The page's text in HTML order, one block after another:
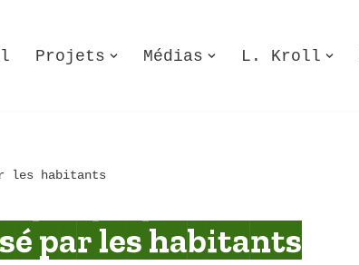
Projets Médias L. Kroll
les habitants
par les habitants